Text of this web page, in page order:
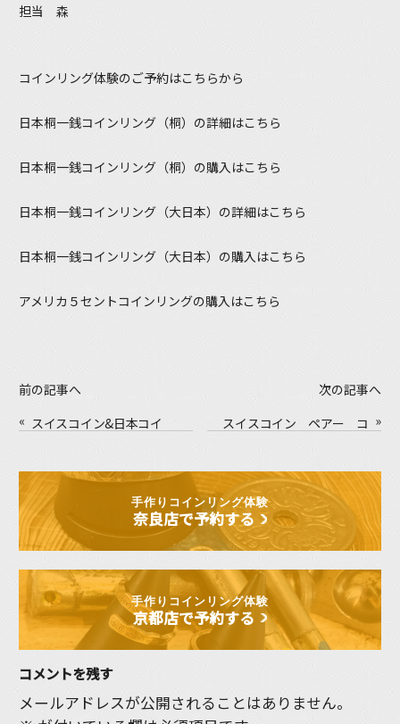
担当 森
コインリング体験のご予約はこちらから
日本桐一銭コインリング（桐）の詳細はこちら
日本桐一銭コインリング（桐）の購入はこちら
日本桐一銭コインリング（大日本）の詳細はこちら
日本桐一銭コインリング（大日本）の購入はこちら
アメリカ５セントコインリングの購入はこちら
前の記事へ
« スイスコイン&日本コイ
ン コインリング体験
次の記事へ
スイスコイン ペアー コ
インリング体験
»
手作りコインリング体験
奈良店で予約する
手作りコインリング体験
京都店で予約する
コメントを残す
メールアドレスが公開されることはありません。